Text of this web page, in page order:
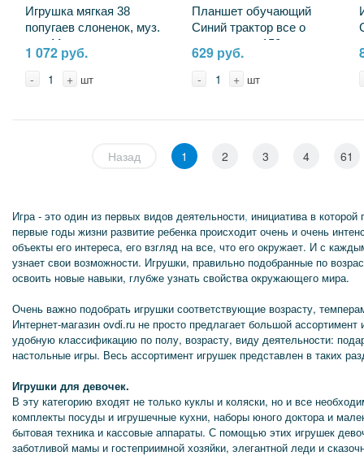
Игрушка мягкая 38
попугаев слоненок, муз.
чип, Мульти-пульти
V39388/20 (24)
1 072 руб.
- + шт
Планшет обучающий
Синий трактор все о
транспорте, 150 песен,
стихов УМка HT1065-R1
629 руб.
- + шт
Назад 1 2 3 4 61
Игра - это один из первых видов деятельности, инициатива в
первые годы жизни развитие ребенка происходит очень и очень
объекты его интереса, его взгляд на все, что его окружает. И с
узнает свои возможности. Игрушки, правильно подобранные по
освоить новые навыки, глубже узнать свойства окружающего мира.
Очень важно подобрать игрушки соответствующие возрасту,
Интернет-магазин ovdi.ru не просто предлагает большой
удобную классификацию по полу, возрасту, виду деятельности:
настольные игры. Весь ассортимент игрушек представлен в таких
Игрушки для девочек.
В эту категорию входят не только куклы и коляски, но и все
комплекты посуды и игрушечные кухни, наборы юного доктора и
бытовая техника и кассовые аппараты. С помощью этих игрушек
заботливой мамы и гостеприимной хозяйки, элегантной леди и